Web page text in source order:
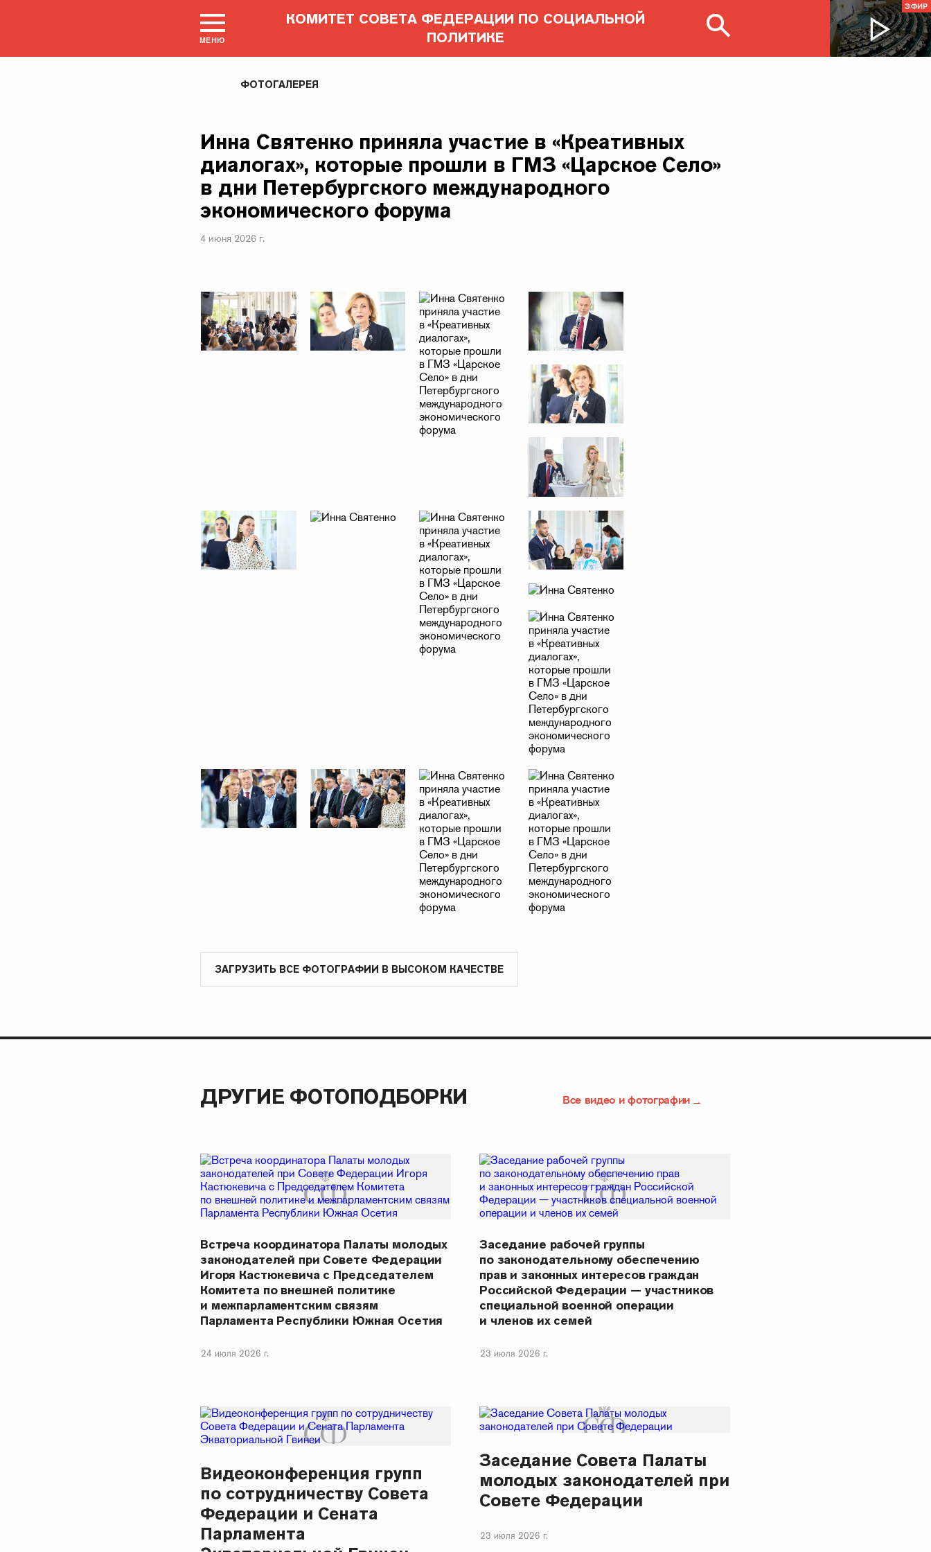
МЕНЮ
КОМИТЕТ СОВЕТА ФЕДЕРАЦИИ ПО СОЦИАЛЬНОЙ
ПОЛИТИКЕ
ЭФИР
ФОТОГАЛЕРЕЯ
Инна Святенко приняла участие в «Креативных
диалогах», которые прошли в ГМЗ «Царское Село»
в дни Петербургского международного
экономического форума
4 июня 2026 г.
ЗАГРУЗИТЬ ВСЕ ФОТОГРАФИИ В ВЫСОКОМ КАЧЕСТВЕ
ДРУГИЕ ФОТОПОДБОРКИ Все видео и фотографии
Встреча координатора Палаты молодых
законодателей при Совете Федерации
Игоря Кастюкевича с Председателем
Комитета по внешней политике
и межпарламентским связям
Парламента Республики Южная Осетия
24 июля 2026 г.
Заседание рабочей группы
по законодательному обеспечению
прав и законных интересов граждан
Российской Федерации — участников
специальной военной операции
и членов их семей
23 июля 2026 г.
Видеоконференция групп
по сотрудничеству Совета
Федерации и Сената
Парламента
Заседание Совета Палаты
молодых законодателей при
Совете Федерации
23 июля 2026 г.